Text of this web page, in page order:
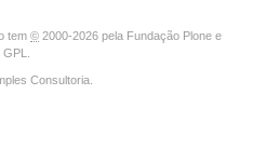
tem © 2000-2026 pela Fundação Plone e
Consultoria